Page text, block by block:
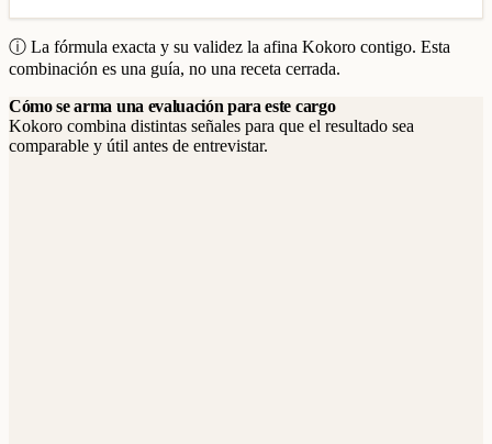
ⓘ La fórmula exacta y su validez la afina Kokoro contigo. Esta
combinación es una guía, no una receta cerrada.
Cómo se arma una evaluación para este cargo
Kokoro combina distintas señales para que el resultado sea
comparable y útil antes de entrevistar.